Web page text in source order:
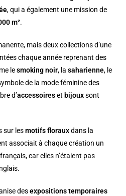
, qui a également une mission de
m².
mais deux collections d’une
chaque année reprenant des
lesmoking noir, lasaharienne, le
de la mode féminine des
d’accessoireset bijouxsont
sur lesmotifs florauxdans la
associait à chaque création un
car elles n’étaient pas
desexpositions temporaires